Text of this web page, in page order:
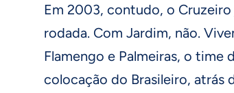
Em 2003, contudo, o
rodada. Com Jardim, não.
Flamengo e Palmeiras, o time
colocação do Brasileiro, atrás